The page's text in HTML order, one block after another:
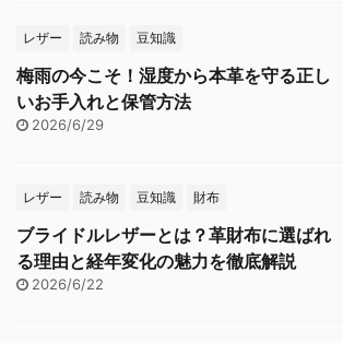
レザー 読み物 豆知識
梅雨の今こそ！湿度から本革を守る正し
いお手入れと保管方法
2026/6/29
レザー 読み物 豆知識 財布
ブライドルレザーとは？革財布に選ばれ
る理由と経年変化の魅力を徹底解説
2026/6/22